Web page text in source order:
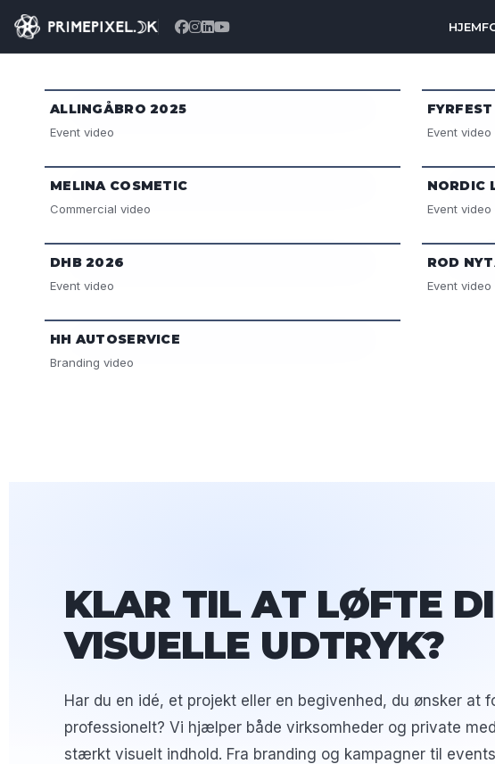
HJEM
ALLINGÅBRO 2025
Event video Event video
MELINA COSMETIC
Commercial video
NORDIC
Event video
DHB 2026
Event video
ROD
Event video
HH AUTOSERVICE
Branding video
KLAR TIL AT LØFTE
VISUELLE UDTRYK?
Har du en idé, et projekt eller en begivenhed, du ønsker at
professionelt? Vi hjælper både virksomheder og private
stærkt visuelt indhold. Fra branding og kampagner til